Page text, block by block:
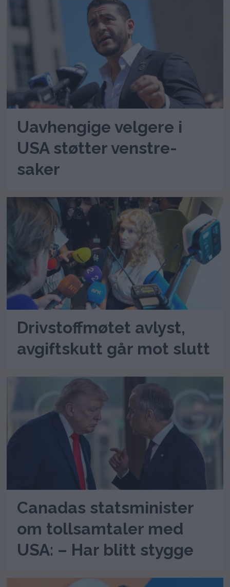
Uavhengige velgere i
USA støtter venstre-
saker
Drivstoffmøtet avlyst,
avgiftskutt går mot slutt
Canadas statsminister
om tollsamtaler med
USA: – Har blitt stygge